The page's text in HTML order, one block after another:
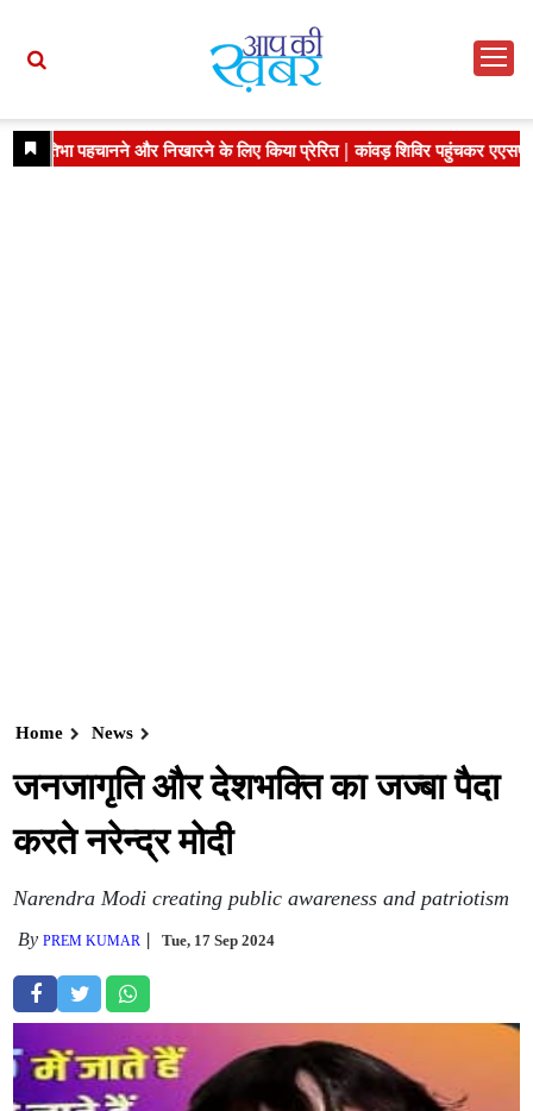
Home News
जनजागृति और देशभक्ति का जज्बा पैदा
करते नरेन्द्र मोदी
Narendra Modi creating public awareness and patriotism
ByPREM KUMAR Tue, 17 Sep 2024